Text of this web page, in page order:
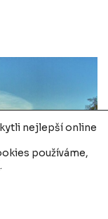
nejlepší online
používáme,
.